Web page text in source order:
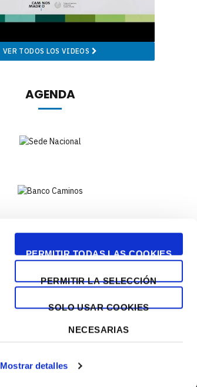
Mostrar detalles
PERMITIR TODAS LAS COOKIES
PERMITIR LA SELECCIÓN
SOLO USAR COOKIES
NECESARIAS
VER TODOS LOS VIDEOS
AGENDA